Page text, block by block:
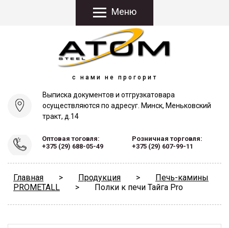
Меню
с нами не прогорит
Выписка документов и отгрузкатовара
осуществляются по адресуг. Минск, Меньковский
тракт, д.14
Оптовая тоговля:
+375 (29) 688-05-49
Розничная торговля:
+375 (29) 607-99-11
Главная > Продукция >
Печь-камины
PROMETALL
> Полки к печи Тайга Pro